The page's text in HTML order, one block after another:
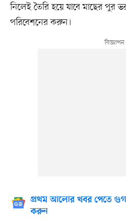
নিলেই তৈরি হয়ে যাবে মাছের পুর
পরিবেশনের করুন।
প্রথম আলোর খবর পেতে
করুন